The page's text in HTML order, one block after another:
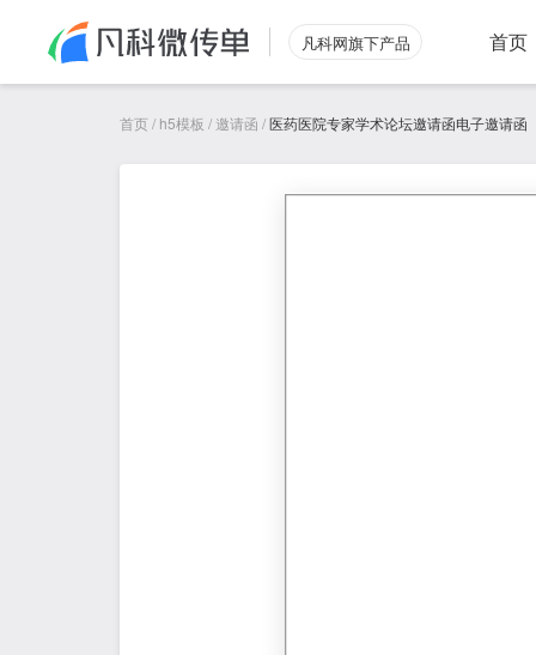
凡科网旗下产品 首页
首页/ h5模板 /邀请函 /医药医院专家学术论坛邀请函电子邀请函